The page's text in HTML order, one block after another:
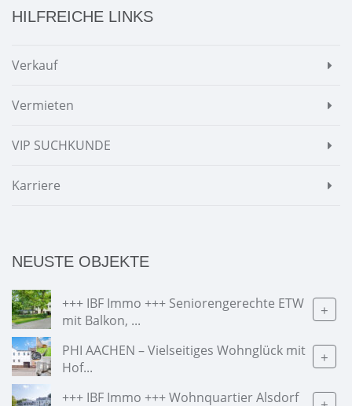
HILFREICHE LINKS
Verkauf
Vermieten
VIP SUCHKUNDE
Karriere
NEUSTE OBJEKTE
+++ IBF Immo +++ Seniorengerechte ETW
mit Balkon, ...
+
PHI AACHEN – Vielseitiges Wohnglück mit
Hof...
+
+++ IBF Immo +++ Wohnquartier Alsdorf